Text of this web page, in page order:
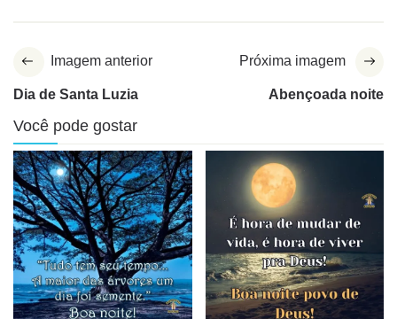
Imagem anterior
Dia de Santa Luzia
Próxima imagem
Abençoada noite
Você pode gostar